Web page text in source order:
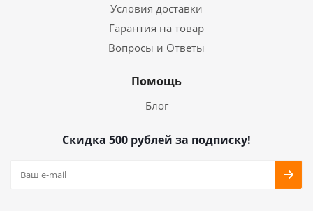
Условия доставки
Гарантия на товар
Вопросы и Ответы
Помощь
Блог
Скидка 500 рублей за подписку!